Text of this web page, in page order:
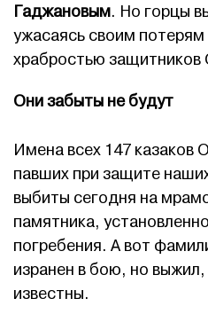
Гаджановым. Но горцы
ужасаясь своим
храбростью защитников
Они забыты не будут
Имена всех 147 казаков
павших при защите
выбиты сегодня на
памятника,
погребения. А вот
изранен в бою, но
известны.